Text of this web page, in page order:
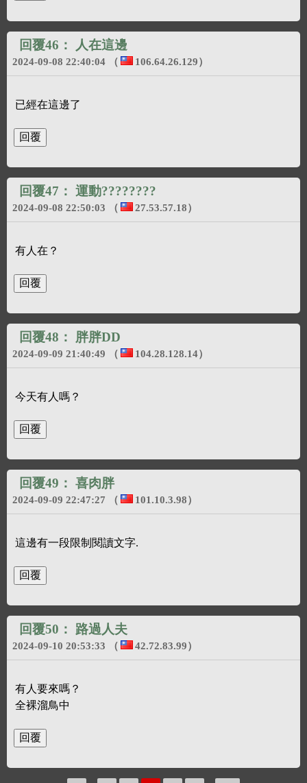
回覆46： 人在這邊
2024-09-08 22:40:04 （ 106.64.26.129）
已經在這邊了
回覆47： 運動????????
2024-09-08 22:50:03 （ 27.53.57.18）
有人在？
回覆48： 胖胖DD
2024-09-09 21:40:49 （ 104.28.128.14）
今天有人嗎？
回覆49： 喜肉胖
2024-09-09 22:47:27 （ 101.10.3.98）
這邊有一段限制閱讀文字.
回覆50： 路過人夫
2024-09-10 20:53:33 （ 42.72.83.99）
有人要來嗎？
全裸溜鳥中